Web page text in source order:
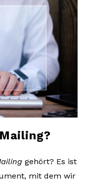
gehört? Es ist
mit dem wir